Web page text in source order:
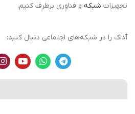
تجهیزات شبکه و فناوری برطرف کنیم.
آداک را در شبکه‌های اجتماعی دنبال کنید: